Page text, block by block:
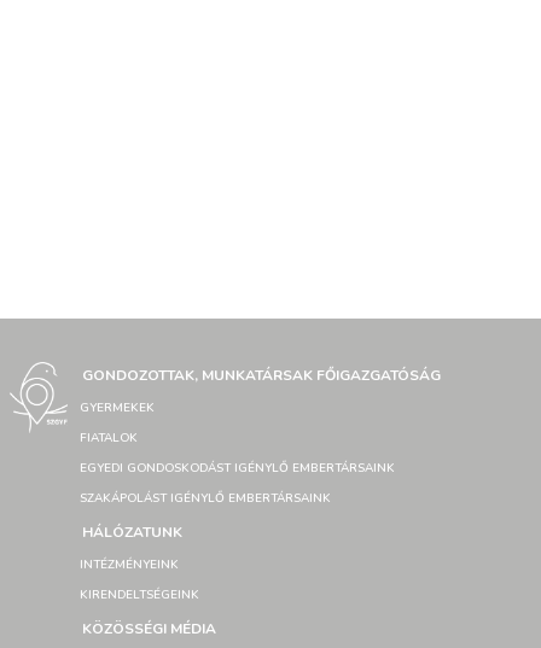
GONDOZOTTAK, MUNKATÁRSAK FŐIGAZGATÓSÁG
GYERMEKEK
FIATALOK
EGYEDI GONDOSKODÁST IGÉNYLŐ EMBERTÁRSAINK
SZAKÁPOLÁST IGÉNYLŐ EMBERTÁRSAINK
HÁLÓZATUNK
INTÉZMÉNYEINK
KIRENDELTSÉGEINK
KÖZÖSSÉGI MÉDIA